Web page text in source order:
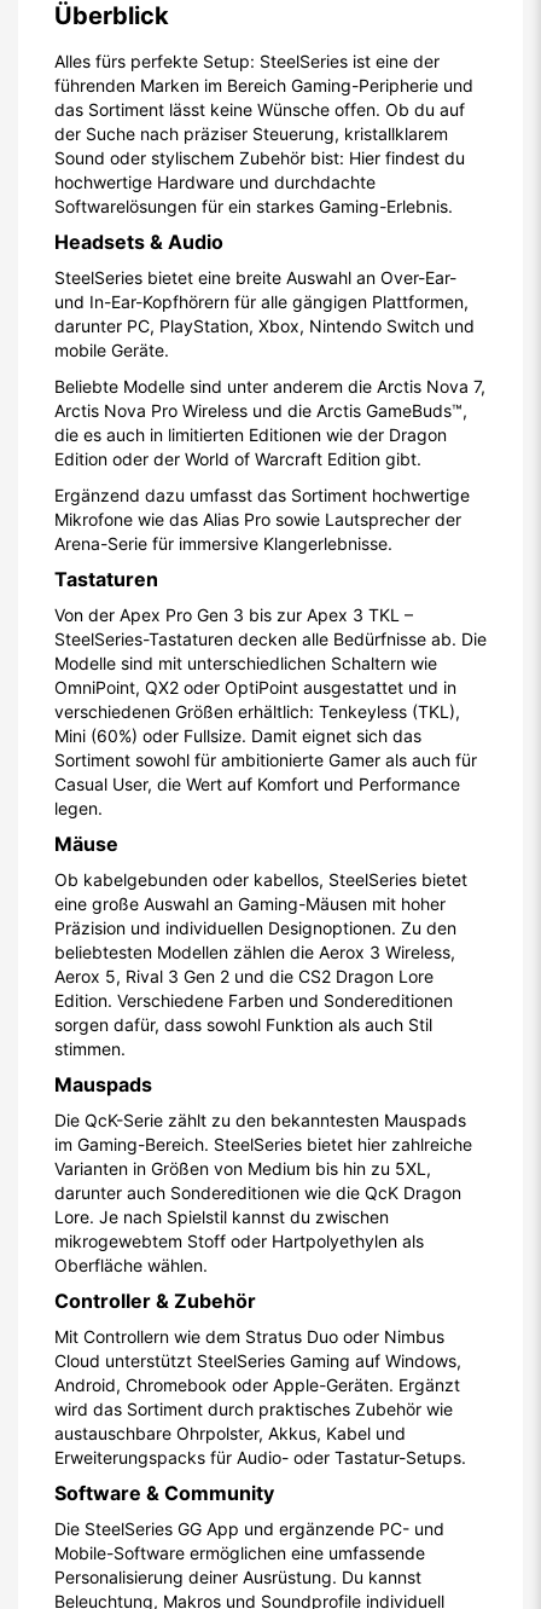
Überblick
Alles fürs perfekte Setup: SteelSeries ist eine der
führenden Marken im Bereich Gaming-Peripherie und
das Sortiment lässt keine Wünsche offen. Ob du auf
der Suche nach präziser Steuerung, kristallklarem
Sound oder stylischem Zubehör bist: Hier findest du
hochwertige Hardware und durchdachte
Softwarelösungen für ein starkes Gaming-Erlebnis.
Headsets & Audio
SteelSeries bietet eine breite Auswahl an Over-Ear-
und In-Ear-Kopfhörern für alle gängigen Plattformen,
darunter PC, PlayStation, Xbox, Nintendo Switch und
mobile Geräte.
Beliebte Modelle sind unter anderem die Arctis Nova 7,
Arctis Nova Pro Wireless und die Arctis GameBuds™,
die es auch in limitierten Editionen wie der Dragon
Edition oder der World of Warcraft Edition gibt.
Ergänzend dazu umfasst das Sortiment hochwertige
Mikrofone wie das Alias Pro sowie Lautsprecher der
Arena-Serie für immersive Klangerlebnisse.
Tastaturen
Von der Apex Pro Gen 3 bis zur Apex 3 TKL –
SteelSeries-Tastaturen decken alle Bedürfnisse ab. Die
Modelle sind mit unterschiedlichen Schaltern wie
OmniPoint, QX2 oder OptiPoint ausgestattet und in
verschiedenen Größen erhältlich: Tenkeyless (TKL),
Mini (60%) oder Fullsize. Damit eignet sich das
Sortiment sowohl für ambitionierte Gamer als auch für
Casual User, die Wert auf Komfort und Performance
legen.
Mäuse
Ob kabelgebunden oder kabellos, SteelSeries bietet
eine große Auswahl an Gaming-Mäusen mit hoher
Präzision und individuellen Designoptionen. Zu den
beliebtesten Modellen zählen die Aerox 3 Wireless,
Aerox 5, Rival 3 Gen 2 und die CS2 Dragon Lore
Edition. Verschiedene Farben und Sondereditionen
sorgen dafür, dass sowohl Funktion als auch Stil
stimmen.
Mauspads
Die QcK-Serie zählt zu den bekanntesten Mauspads
im Gaming-Bereich. SteelSeries bietet hier zahlreiche
Varianten in Größen von Medium bis hin zu 5XL,
darunter auch Sondereditionen wie die QcK Dragon
Lore. Je nach Spielstil kannst du zwischen
mikrogewebtem Stoff oder Hartpolyethylen als
Oberfläche wählen.
Controller & Zubehör
Mit Controllern wie dem Stratus Duo oder Nimbus
Cloud unterstützt SteelSeries Gaming auf Windows,
Android, Chromebook oder Apple-Geräten. Ergänzt
wird das Sortiment durch praktisches Zubehör wie
austauschbare Ohrpolster, Akkus, Kabel und
Erweiterungspacks für Audio- oder Tastatur-Setups.
Software & Community
Die SteelSeries GG App und ergänzende PC- und
Mobile-Software ermöglichen eine umfassende
Personalisierung deiner Ausrüstung. Du kannst
Beleuchtung, Makros und Soundprofile individuell